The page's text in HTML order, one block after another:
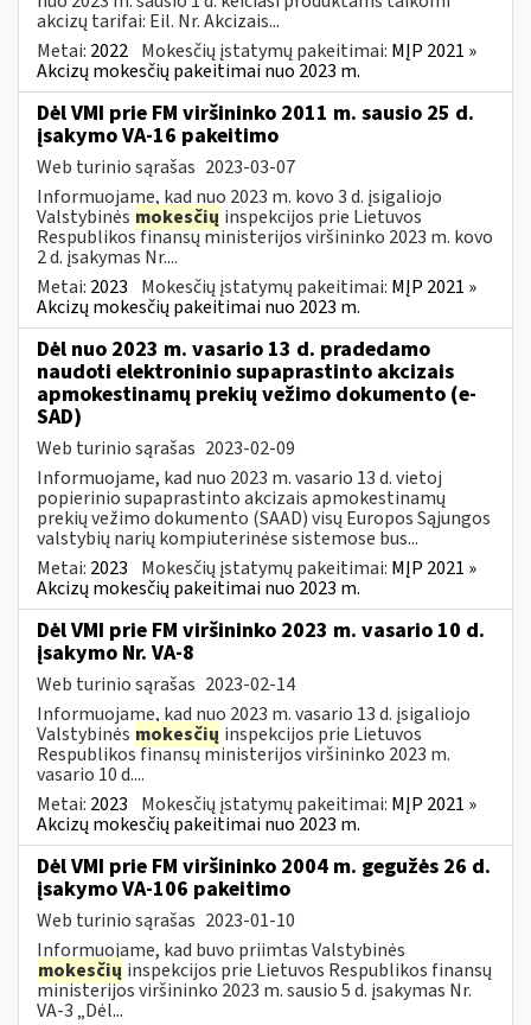
akcizų tarifai: Eil. Nr. Akcizais...
Metai: 2022 Mokesčių įstatymų pakeitimai: MĮP 2021 »
Akcizų mokesčių pakeitimai nuo 2023 m.
Dėl VMI prie FM viršininko 2011 m. sausio 25 d.
įsakymo VA-16 pakeitimo
Web turinio sąrašas 2023-03-07
Informuojame, kad nuo 2023 m. kovo 3 d. įsigaliojo
Valstybinės mokesčių inspekcijos prie Lietuvos
Respublikos finansų ministerijos viršininko 2023 m. kovo
2 d. įsakymas Nr....
Metai: 2023 Mokesčių įstatymų pakeitimai: MĮP 2021 »
Akcizų mokesčių pakeitimai nuo 2023 m.
Dėl nuo 2023 m. vasario 13 d. pradedamo
naudoti elektroninio supaprastinto akcizais
apmokestinamų prekių vežimo dokumento (e-
SAD)
Web turinio sąrašas 2023-02-09
Informuojame, kad nuo 2023 m. vasario 13 d. vietoj
popierinio supaprastinto akcizais apmokestinamų
prekių vežimo dokumento (SAAD) visų Europos Sąjungos
valstybių narių kompiuterinėse sistemose bus...
Metai: 2023 Mokesčių įstatymų pakeitimai: MĮP 2021 »
Akcizų mokesčių pakeitimai nuo 2023 m.
Dėl VMI prie FM viršininko 2023 m. vasario 10 d.
įsakymo Nr. VA-8
Web turinio sąrašas 2023-02-14
Informuojame, kad nuo 2023 m. vasario 13 d. įsigaliojo
Valstybinės mokesčių inspekcijos prie Lietuvos
Respublikos finansų ministerijos viršininko 2023 m.
vasario 10 d....
Metai: 2023 Mokesčių įstatymų pakeitimai: MĮP 2021 »
Akcizų mokesčių pakeitimai nuo 2023 m.
Dėl VMI prie FM viršininko 2004 m. gegužės 26 d.
įsakymo VA-106 pakeitimo
Web turinio sąrašas 2023-01-10
Informuojame, kad buvo priimtas Valstybinės
mokesčių inspekcijos prie Lietuvos Respublikos finansų
ministerijos viršininko 2023 m. sausio 5 d. įsakymas Nr.
VA-3 „Dėl...